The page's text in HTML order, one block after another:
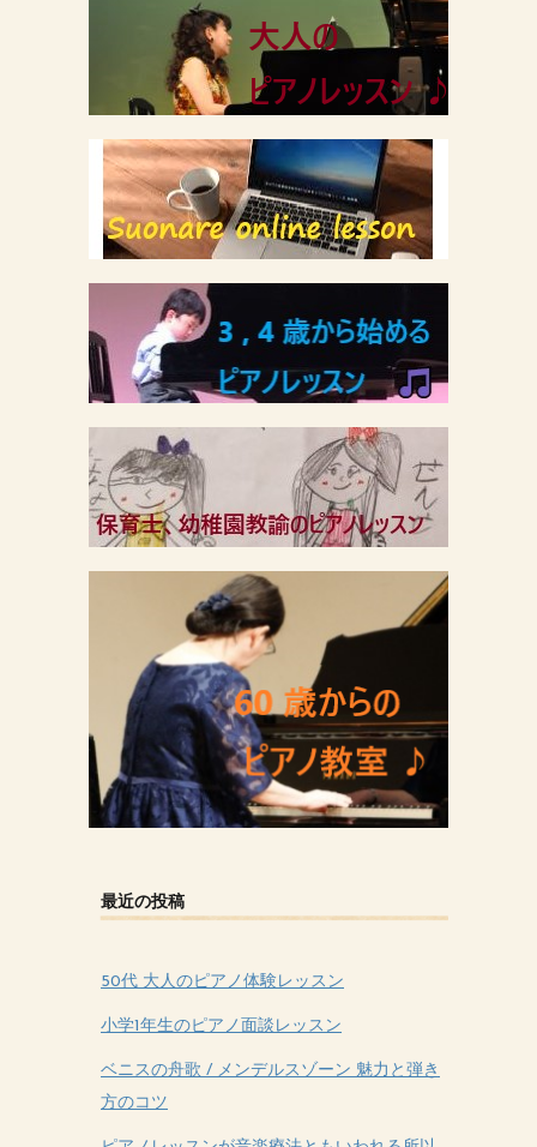
最近の投稿
50代 大人のピアノ体験レッスン
小学1年生のピアノ面談レッスン
ベニスの舟歌 / メンデルスゾーン 魅力と弾き
方のコツ